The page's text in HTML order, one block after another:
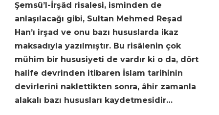
Şemsü’l-İrşâd risalesi, isminden de
anlaşılacağı gibi, Sultan Mehmed Reşad
Han’ı irşad ve onu bazı hususlarda ikaz
maksadıyla yazılmıştır. Bu risâlenin çok
mühim bir hususiyeti de vardır ki o da, dört
halife devrinden itibaren İslam tarihinin
devirlerini naklettikten sonra, âhir zamanla
alakalı bazı hususları kaydetmesidir…